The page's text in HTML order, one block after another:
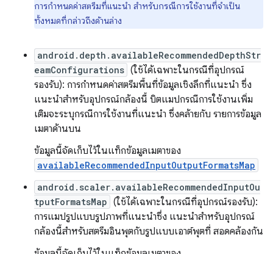
การกำหนดค่าสตรีมที่แนะนำ สำหรับกรณีการใช้งานที่จำเป็น
ทั้งหมดที่กล่าวถึงด้านล่าง
android.depth.availableRecommendedDepthStr
eamConfigurations (ใช้ได้เฉพาะในกรณีที่อุปกรณ์
รองรับ): การกำหนดค่าสตรีมพื้นที่ข้อมูลเชิงลึกที่แนะนำ ซึ่ง
แนะนำสำหรับอุปกรณ์กล้องนี้ บิตแมปกรณีการใช้งานเพิ่ม
เติมจะระบุกรณีการใช้งานที่แนะนำ ซึ่งคล้ายกับ รายการข้อมูล
เมตาด้านบน
ข้อมูลนี้จัดเก็บไว้ในแท็กข้อมูลเมตาของ
availableRecommendedInputOutputFormatsMap
android.scaler.availableRecommendedInputOu
tputFormatsMap (ใช้ได้เฉพาะในกรณีที่อุปกรณ์รองรับ):
การแมปรูปแบบรูปภาพที่แนะนำซึ่ง แนะนำสำหรับอุปกรณ์
กล้องนี้สำหรับสตรีมอินพุตกับรูปแบบเอาต์พุตที่ สอดคล้องกัน